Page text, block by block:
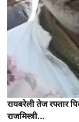
रायबरेली तेज रफ्तार
राजमिस्त्री...